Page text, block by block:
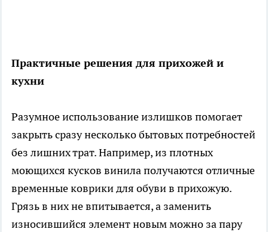
Практичные решения для прихожей и
кухни
Разумное использование излишков помогает
закрыть сразу несколько бытовых потребностей
без лишних трат. Например, из плотных
моющихся кусков винила получаются отличные
временные коврики для обуви в прихожую.
Грязь в них не впитывается, а заменить
износившийся элемент новым можно за пару